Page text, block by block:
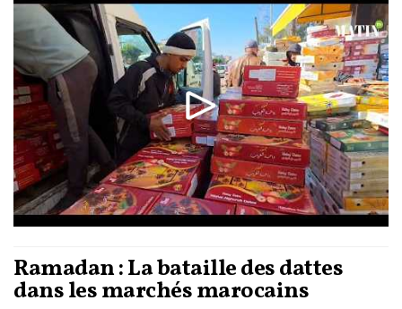
des coûts et encadrement des importations, les
commerçants décrivent un consommateur partagé entre
budget, goût... et réflexe d'encourager le “made in oasis”.
Ramadan : La bataille des dattes
dans les marchés marocains